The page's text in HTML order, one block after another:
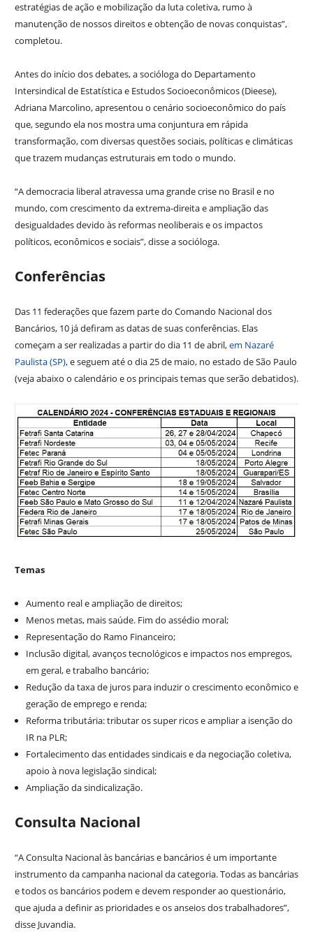
estratégias de ação e mobilização da luta coletiva, rumo à
manutenção de nossos direitos e obtenção de novas conquistas”,
completou.
Antes do início dos debates, a socióloga do Departamento
Intersindical de Estatística e Estudos Socioeconômicos (Dieese),
Adriana Marcolino, apresentou o cenário socioeconômico do país
que, segundo ela nos mostra uma conjuntura em rápida
transformação, com diversas questões sociais, políticas e climáticas
que trazem mudanças estruturais em todo o mundo.
“A democracia liberal atravessa uma grande crise no Brasil e no
mundo, com crescimento da extrema-direita e ampliação das
desigualdades devido às reformas neoliberais e os impactos
políticos, econômicos e sociais”, disse a socióloga.
Conferências
Das 11 federações que fazem parte do Comando Nacional dos
Bancários, 10 já defiram as datas de suas conferências. Elas
começam a ser realizadas a partir do dia 11 de abril,em Nazaré
Paulista (SP), e seguem até o dia 25 de maio, no estado de São Paulo
(veja abaixo o calendário e os principais temas que serão debatidos).
Temas
Aumento real e ampliação de direitos;
Menos metas, mais saúde. Fim do assédio moral;
Representação do Ramo Financeiro;
Inclusão digital, avanços tecnológicos e impactos nos empregos,
em geral, e trabalho bancário;
Redução da taxa de juros para induzir o crescimento econômico e
geração de emprego e renda;
Reforma tributária: tributar os super ricos e ampliar a isenção do
IR na PLR;
Fortalecimento das entidades sindicais e da negociação coletiva,
apoio à nova legislação sindical;
Ampliação da sindicalização.
Consulta Nacional
“A Consulta Nacional às bancárias e bancários é um importante
instrumento da campanha nacional da categoria. Todas as bancárias
e todos os bancários podem e devem responder ao questionário,
que ajuda a definir as prioridades e os anseios dos trabalhadores”,
disse Juvandia.